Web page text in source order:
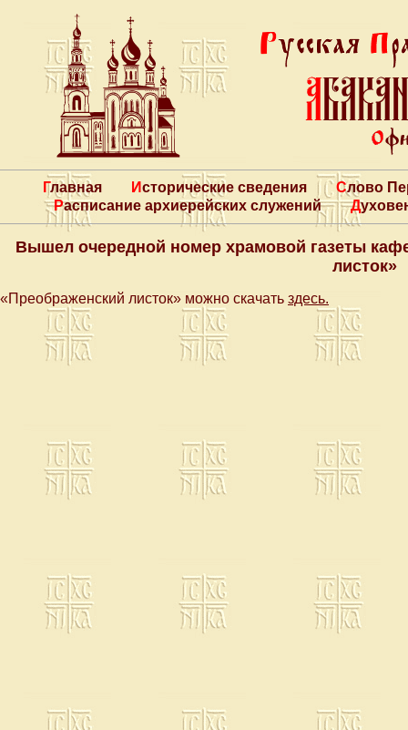
Главная Исторические сведения
Слово
Расписание архиерейских служений
Вышел очередной номер храмовой газеты
листок»
«Преображенский листок» можно скачать здесь.